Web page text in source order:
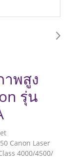
พสูง
รุ่น
Canon Laser
4000/4500/